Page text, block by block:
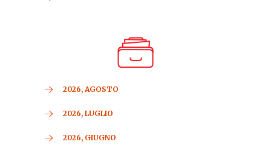
2026, AGOSTO
2026, LUGLIO
2026, GIUGNO